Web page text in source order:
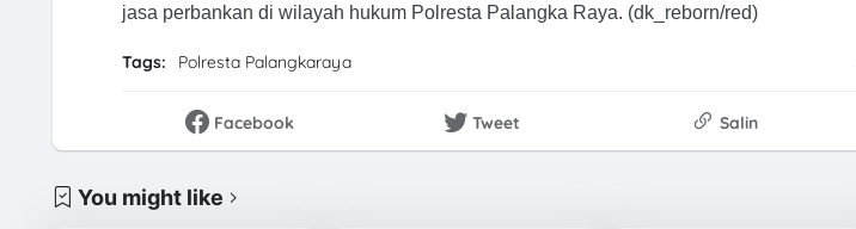
jasa perbankan di wilayah hukum Polresta Palangka Raya. (dk_reborn/red)
Tags: Polresta Palangkaraya
Facebook Tweet Salin
You might like